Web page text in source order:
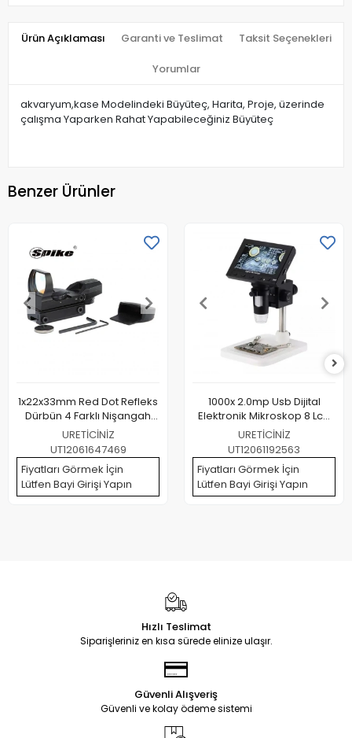
Ürün Açıklaması Garanti ve Teslimat Taksit Seçenekleri
Yorumlar
akvaryum,kase Modelindeki Büyüteç, Harita, Proje, üzerinde
çalışma Yaparken Rahat Yapabileceğiniz Büyüteç
Benzer Ürünler
1x22x33mm Red Dot Refleks
Dürbün 4 Farklı Nişangah
Tipi 11mm Ray Uyumlu
URETİCİNİZ
UT12061647469
Fiyatları Görmek İçin
Lütfen Bayi Girişi Yapın
1000x 2.0mp Usb Dijital
Elektronik Mikroskop 8 Lcd
Ekran Vga Büyüteç Dm4s
URETİCİNİZ
UT12061192563
Fiyatları Görmek İçin
Lütfen Bayi Girişi Yapın
Hızlı Teslimat
Siparişleriniz en kısa sürede elinize ulaşır.
Güvenli Alışveriş
Güvenli ve kolay ödeme sistemi